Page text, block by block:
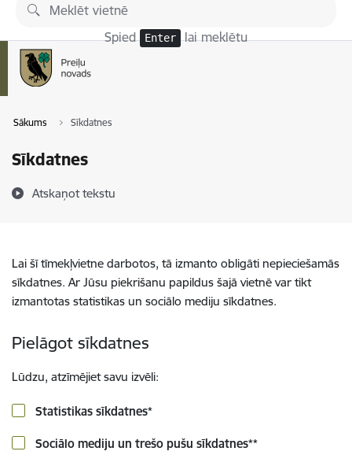
Pāriet uz lapas saturu
Spied Enter lai meklētu
Sākums Sīkdatnes
Sīkdatnes
Atskaņot tekstu
Lai šī tīmekļvietne darbotos, tā izmanto obligāti nepieciešamās
sīkdatnes. Ar Jūsu piekrišanu papildus šajā vietnē var tikt
izmantotas statistikas un sociālo mediju sīkdatnes.
Pielāgot sīkdatnes
Lūdzu, atzīmējiet savu izvēli:
Statistikas sīkdatnes*
Sociālo mediju un trešo pušu sīkdatnes**